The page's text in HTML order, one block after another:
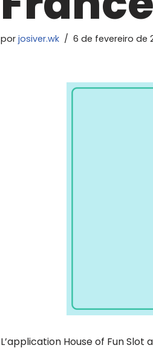
por josiver.wk 6 de fevereiro de
L’application House of Fun